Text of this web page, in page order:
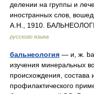
делении на группы и
иностранных слов,
А.Н., 1910.
русского языка
бальнеология — и, ж.
изучения минеральных
происхождения, состава
профилактического